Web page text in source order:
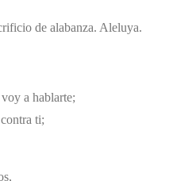
de alabanza. Aleluya.
a hablarte;
ti;